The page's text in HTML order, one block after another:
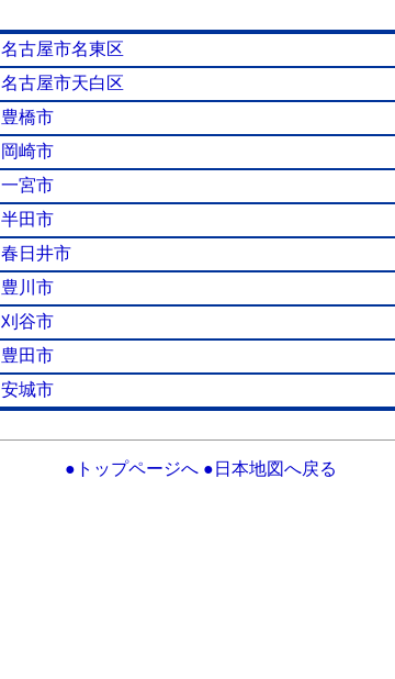
名古屋市名東区
名古屋市天白区
豊橋市
岡崎市
一宮市
半田市
春日井市
豊川市
刈谷市
豊田市
安城市
●トップページへ ●日本地図へ戻る